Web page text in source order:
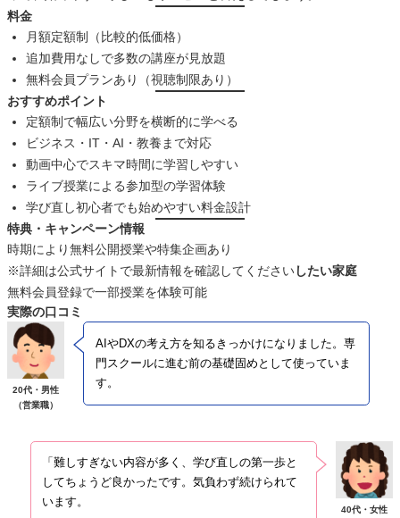
料金
月額定額制（比較的低価格）
追加費用なしで多数の講座が見放題
無料会員プランあり（視聴制限あり）
おすすめポイント
定額制で幅広い分野を横断的に学べる
ビジネス・IT・AI・教養まで対応
動画中心でスキマ時間に学習しやすい
ライブ授業による参加型の学習体験
学び直し初心者でも始めやすい料金設計
特典・キャンペーン情報
時期により無料公開授業や特集企画あり
※詳細は公式サイトで最新情報を確認してくださいしたい家庭
無料会員登録で一部授業を体験可能
実際の口コミ
20代・男性
（営業職）
AIやDXの考え方を知るきっかけになりました。専
門スクールに進む前の基礎固めとして使っていま
す。
40代・女性
「難しすぎない内容が多く、学び直しの第一歩と
してちょうど良かったです。気負わず続けられて
います。